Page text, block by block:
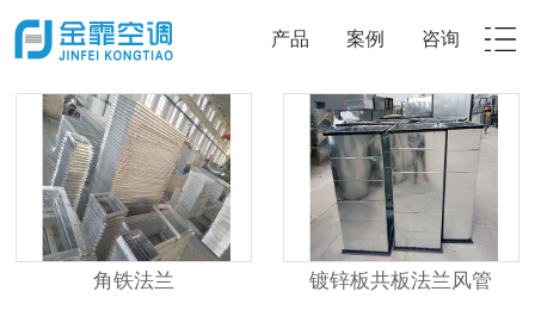
产品 案例 咨询
镀锌板共板法兰风管
角铁法兰